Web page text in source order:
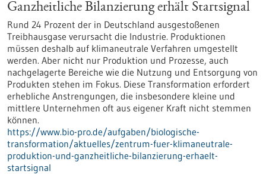
Ganzheitliche Bilanzierung erhält Startsignal
Rund 24 Prozent der in Deutschland ausgestoßenen
Treibhausgase verursacht die Industrie. Produktionen
müssen deshalb auf klimaneutrale Verfahren umgestellt
werden. Aber nicht nur Produktion und Prozesse, auch
nachgelagerte Bereiche wie die Nutzung und Entsorgung von
Produkten stehen im Fokus. Diese Transformation erfordert
erhebliche Anstrengungen, die insbesondere kleine und
mittlere Unternehmen oft aus eigener Kraft nicht stemmen
können.
https://www.bio-pro.de/aufgaben/biologische-
transformation/aktuelles/zentrum-fuer-klimaneutrale-
produktion-und-ganzheitliche-bilanzierung-erhaelt-
startsignal